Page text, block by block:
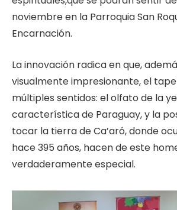
noviembre en la Parroquia San
Encarnación.
La innovación radica en que,
visualmente impresionante, el
múltiples sentidos: el olfato de la
característica de Paraguay, y la
tocar la tierra de Ca’aró, donde
hace 395 años, hacen de este
verdaderamente especial.